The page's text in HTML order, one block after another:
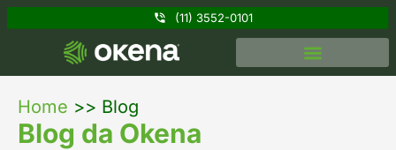
(11) 3552-0101
Home >> Blog
Blog da Okena